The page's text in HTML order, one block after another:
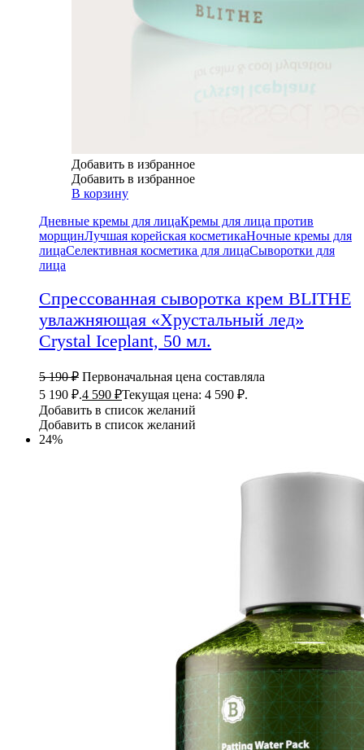
Добавить в избранное
Добавить в избранное
В корзину
Дневные кремы для лицаКремы для лица против
морщинЛучшая корейская косметикаНочные кремы для
лицаСелективная косметика для лицаСыворотки для
лица
Спрессованная сыворотка крем BLITHE
увлажняющая «Хрустальный лед»
Crystal Iceplant, 50 мл.
5 190₽ Первоначальная цена составляла
5 190 ₽.4 590 ₽Текущая цена: 4 590 ₽.
Добавить в список желаний
Добавить в список желаний
24%